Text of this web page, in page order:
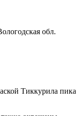
обл.
Тиккурила пика